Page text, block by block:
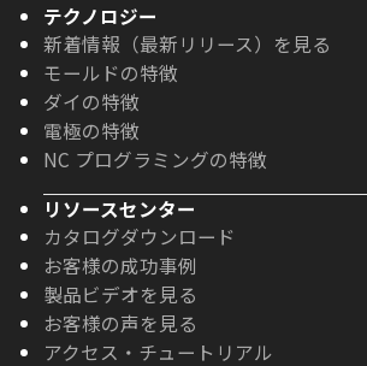
テクノロジー
新着情報（最新リリース）を見る
モールドの特徴
ダイの特徴
電極の特徴
NC プログラミングの特徴
リソースセンター
カタログダウンロード
お客様の成功事例
製品ビデオを見る
お客様の声を見る
アクセス・チュートリアル